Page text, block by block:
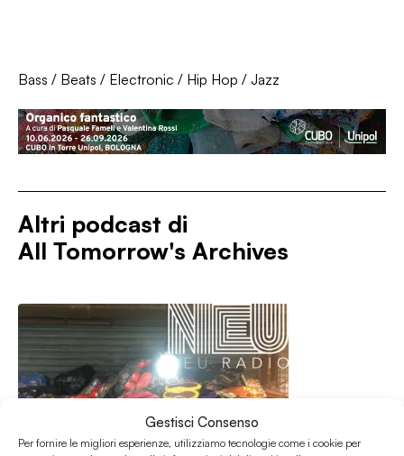
Gestisci Consenso
Per fornire le migliori esperienze, utilizziamo tecnologie come i cookie per
Bass / Beats / Electronic / Hip Hop / Jazz
Altri podcast di
All Tomorrow's Archives